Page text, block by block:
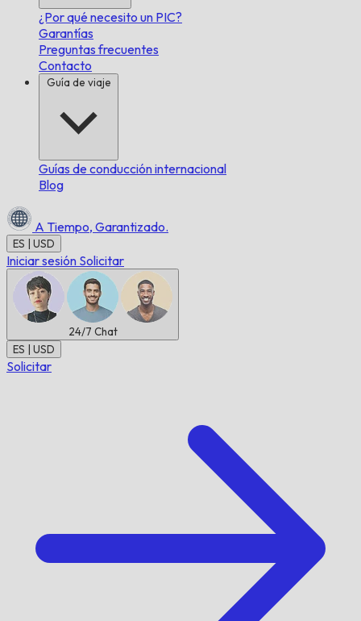
¿Por qué necesito un PIC?
Garantías
Preguntas frecuentes
Contacto
Guía de viaje
Guías de conducción internacional
Blog
A Tiempo, Garantizado.
ES | USD
Iniciar sesión Solicitar
24/7 Chat
ES | USD
Solicitar